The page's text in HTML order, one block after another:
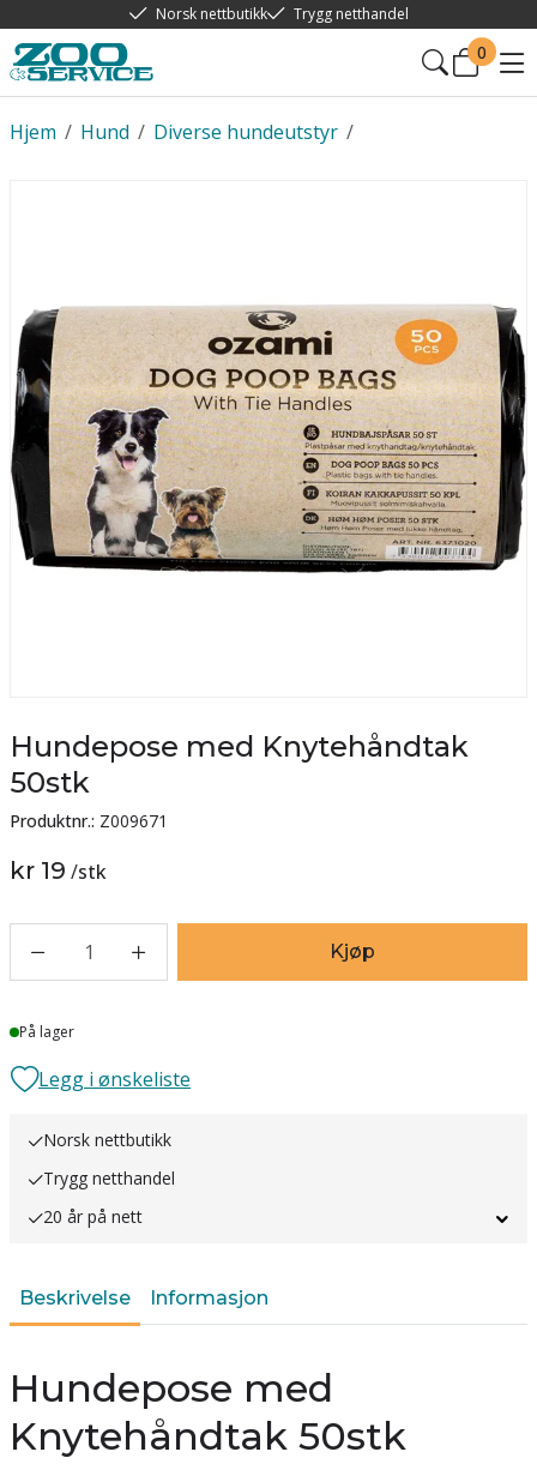
Norsk nettbutikk Trygg netthandel
0
/
Hjem /
Hund /
Diverse hundeutstyr
Hundepose med Knytehåndtak
50stk
Produktnr.: Z009671
kr 19 /stk
1 Kjøp
Lager
På lager
Legg i ønskeliste
Norsk nettbutikk
Trygg netthandel
20 år på nett
Beskrivelse Informasjon
Hundepose med
Knytehåndtak 50stk